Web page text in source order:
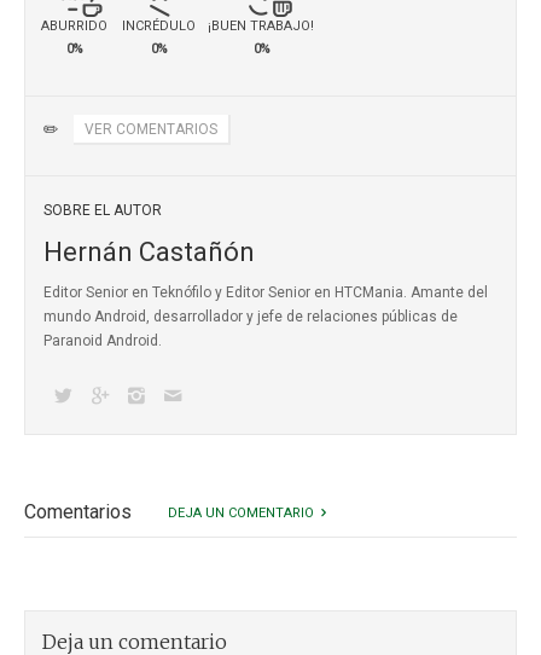
ABURRIDO
0%
INCRÉDULO
0%
¡BUEN TRABAJO!
0%
✏️ VER COMENTARIOS
SOBRE EL AUTOR
Hernán Castañón
Editor Senior en Teknófilo y Editor Senior en HTCMania. Amante del
mundo Android, desarrollador y jefe de relaciones públicas de
Paranoid Android.
Comentarios DEJA UN COMENTARIO
Deja un comentario